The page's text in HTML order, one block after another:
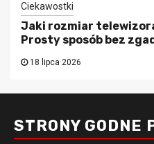
Ciekawostki
Jaki rozmiar
Prosty sposób bez
18 lipca 2026
STRONY GODNE